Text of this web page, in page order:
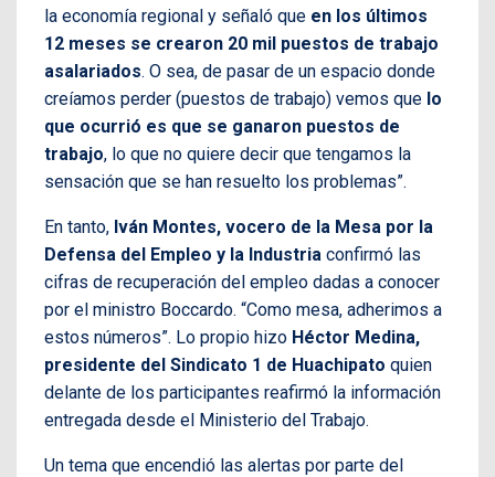
la economía regional y señaló que en los últimos
12 meses se crearon 20 mil puestos de trabajo
asalariados. O sea, de pasar de un espacio donde
creíamos perder (puestos de trabajo) vemos que lo
que ocurrió es que se ganaron puestos de
trabajo, lo que no quiere decir que tengamos la
sensación que se han resuelto los problemas”.
En tanto, Iván Montes, vocero de la Mesa por la
Defensa del Empleo y la Industria confirmó las
cifras de recuperación del empleo dadas a conocer
por el ministro Boccardo. “Como mesa, adherimos a
estos números”. Lo propio hizo Héctor Medina,
presidente del Sindicato 1 de Huachipato quien
delante de los participantes reafirmó la información
entregada desde el Ministerio del Trabajo.
Un tema que encendió las alertas por parte del